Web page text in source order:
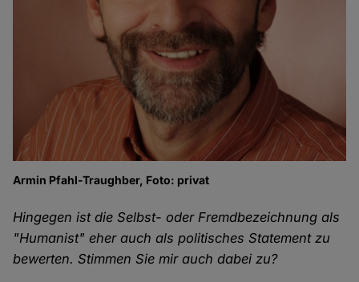
Armin Pfahl-Traughber, Foto: privat
Hingegen ist die Selbst- oder Fremdbezeichnung als
"Humanist" eher auch als politisches Statement zu
bewerten. Stimmen Sie mir auch dabei zu?